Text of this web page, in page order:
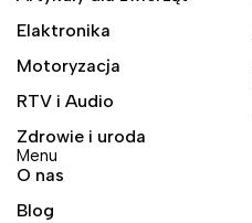
Elaktronika
Motoryzacja
RTV i Audio
Zdrowie i uroda
Menu
O nas
Blog